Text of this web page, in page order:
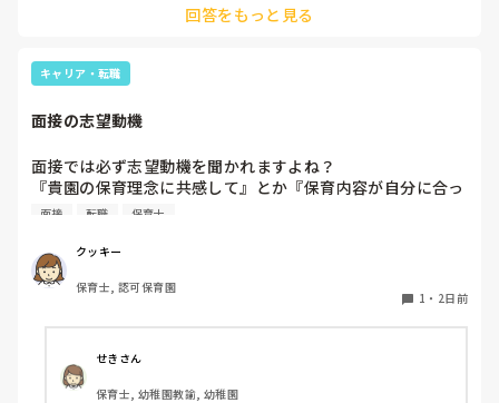
回答をもっと見る
キャリア・転職
面接の志望動機
面接では必ず志望動機を聞かれますよね？
『貴園の保育理念に共感して』とか『保育内容が自分に合っ
てると思いました』等々が多いかと思いますが、実際はどう
私自身、園の雰囲気とか園の規模、保育内容は勘案しますが
正直なところ、家から通いやすいか、給与はどうか…という
ところに重きを置いています
皆さんは、志望動機をどのように答えていますか？また、本
音はどうですか？
面接 転職 保育士
クッキー
保育士, 認可保育園
1 ・ 2日前
せきさん
保育士, 幼稚園教諭, 幼稚園